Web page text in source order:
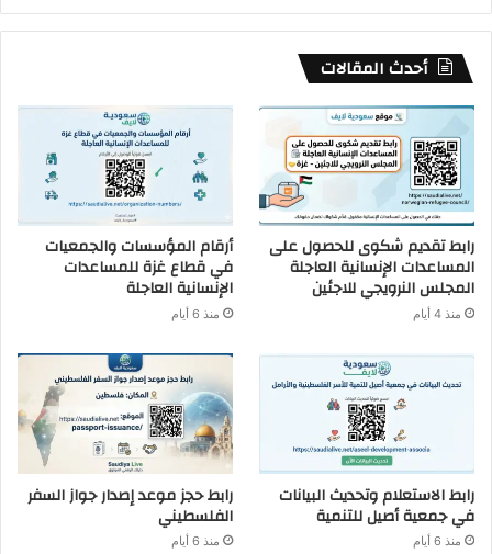
أحدث المقالات
رابط تقديم شكوى للحصول على
المساعدات الإنسانية العاجلة
المجلس النرويجي للاجئين
منذ 4 أيام
أرقام المؤسسات والجمعيات
في قطاع غزة للمساعدات
الإنسانية العاجلة
منذ 6 أيام
رابط الاستعلام وتحديث البيانات
في جمعية أصيل للتنمية
منذ 6 أيام
رابط حجز موعد إصدار جواز السفر
الفلسطيني
منذ 6 أيام